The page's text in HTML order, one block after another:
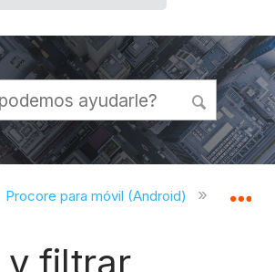
contraer jerarquía global
Procore para móvil (Android)
y filtrar